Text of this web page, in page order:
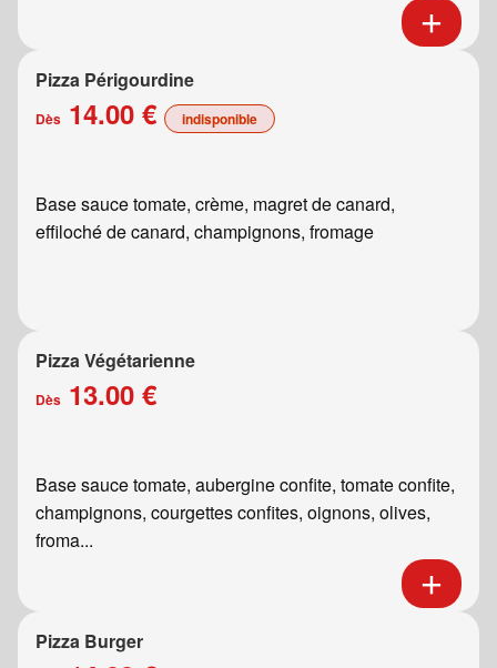
Pizza Périgourdine
Dès 14.00 € indisponible
Base sauce tomate, crème, magret de canard,
effiloché de canard, champignons, fromage
Pizza Végétarienne
Dès 13.00 €
Base sauce tomate, aubergine confite, tomate confite,
champignons, courgettes confites, oignons, olives,
froma...
Pizza Burger